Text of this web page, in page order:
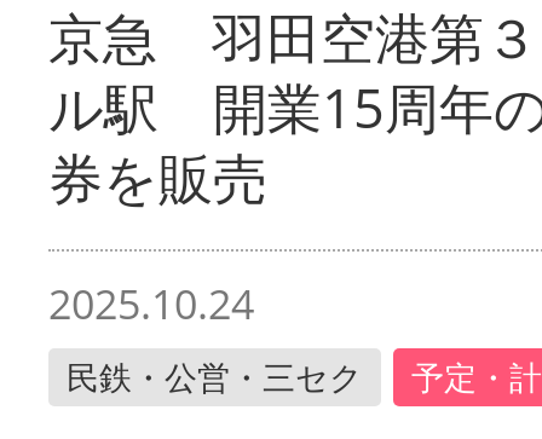
京急 羽田空港第
ル駅 開業15周年
券を販売
2025.10.24
民鉄・公営・三セク 予定・